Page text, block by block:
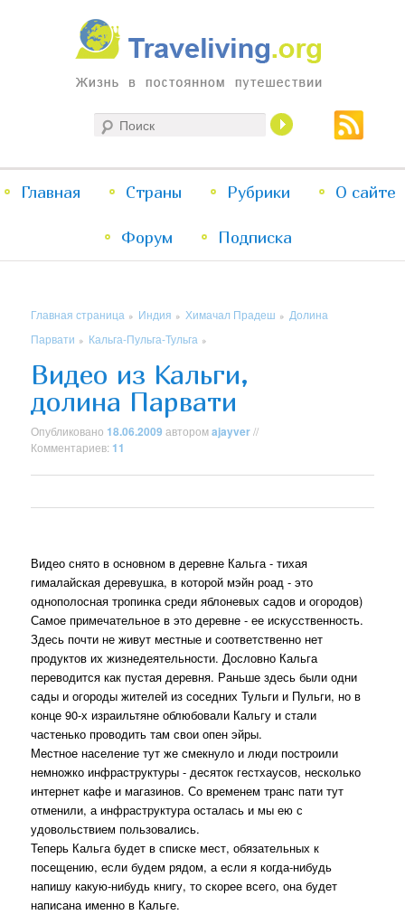
Traveliving
Жизнь в постоянном путешествии
меню
Перейти
к
Перейти
к
Главная Страны Рубрики О сайте
Форум Подписка
Главная страница » Индия » Химачал Прадеш » Долина
Парвати » Кальга-Пульга-Тульга »
Видео из Кальги,
долина Парвати
Опубликовано 18.06.2009 авторомajayver//
Комментариев: 11
Видео снято в основном в деревне Кальга - тихая
гималайская деревушка, в которой мэйн роад - это
однополосная тропинка среди яблоневых садов и огородов)
Самое примечательное в это деревне - ее искусственность.
Здесь почти не живут местные и соответственно нет
продуктов их жизнедеятельности. Дословно Кальга
переводится как пустая деревня. Раньше здесь были одни
сады и огороды жителей из соседних Тульги и Пульги, но в
конце 90-х израильтяне облюбовали Кальгу и стали
частенько проводить там свои опен эйры.
Местное население тут же смекнуло и люди построили
немножко инфраструктуры - десяток гестхаусов, несколько
интернет кафе и магазинов. Со временем транс пати тут
отменили, а инфраструктура осталась и мы ею с
удовольствием пользовались.
Теперь Кальга будет в списке мест, обязательных к
посещению, если будем рядом, а если я когда-нибудь
напишу какую-нибудь книгу, то скорее всего, она будет
написана именно в Кальге.